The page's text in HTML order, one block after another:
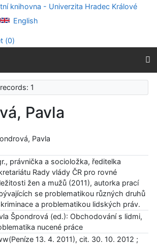
English
(0)
1
Pavla
Pavla
právnička a socioložka, ředitelka
Rady vlády ČR pro rovné
žen a mužů (2011), autorka prací
se problematikou různých druhů
a problematikou lidských práv.
Špondrová (ed.): Obchodování s lidmi,
nucené práce
13. 4. 2011), cit. 30. 10. 2012 ;